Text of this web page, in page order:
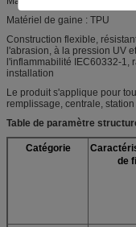
Matériel de gaine : TPU
Construction flexible,
l'abrasion, à la pression UV
l'inflammabilité IEC60332-1,
installation
Le produit s'applique pour
remplissage, centrale,
Table de paramètre
Catégorie
de